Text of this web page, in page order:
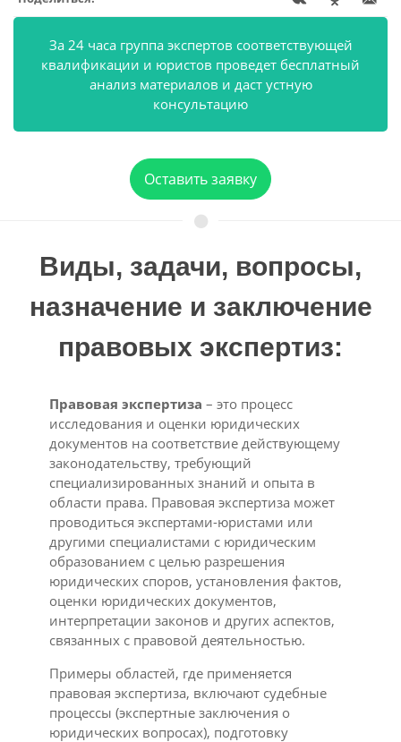
За 24 часа группа экспертов соответствующей
квалификации и юристов проведет бесплатный
анализ материалов и даст устную
консультацию
Оставить заявку
Виды, задачи, вопросы,
назначение и заключение
правовых экспертиз:
Правовая экспертиза – это процесс
исследования и оценки юридических
документов на соответствие действующему
законодательству, требующий
специализированных знаний и опыта в
области права. Правовая экспертиза может
проводиться экспертами-юристами или
другими специалистами с юридическим
образованием с целью разрешения
юридических споров, установления фактов,
оценки юридических документов,
интерпретации законов и других аспектов,
связанных с правовой деятельностью.
Примеры областей, где применяется
правовая экспертиза, включают судебные
процессы (экспертные заключения о
юридических вопросах), подготовку